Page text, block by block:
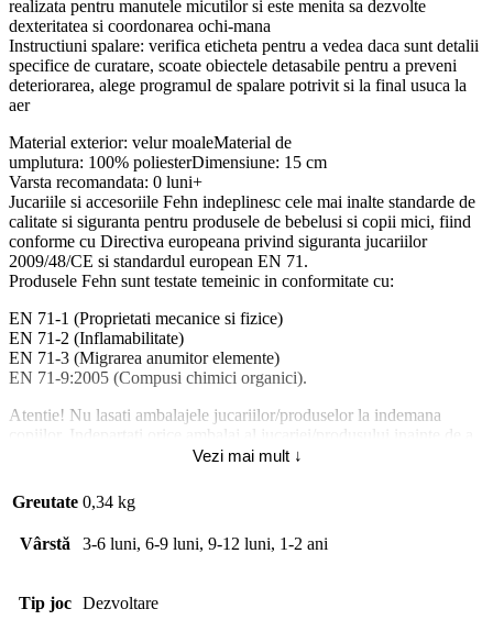
realizata pentru manutele micutilor si este menita sa dezvolte
dexteritatea si coordonarea ochi-mana
Instructiuni spalare: verifica eticheta pentru a vedea daca sunt detalii
specifice de curatare, scoate obiectele detasabile pentru a preveni
deteriorarea, alege programul de spalare potrivit si la final usuca la
aer
Material exterior: velur moaleMaterial de
umplutura: 100% poliesterDimensiune: 15 cm
Varsta recomandata: 0 luni+
Jucariile si accesoriile Fehn indeplinesc cele mai inalte standarde de
calitate si siguranta pentru produsele de bebelusi si copii mici, fiind
conforme cu Directiva europeana privind siguranta jucariilor
2009/48/CE si standardul european EN 71.
Produsele Fehn sunt testate temeinic in conformitate cu:
EN 71-1 (Proprietati mecanice si fizice)
EN 71-2 (Inflamabilitate)
EN 71-3 (Migrarea anumitor elemente)
EN 71-9:2005 (Compusi chimici organici).
Atentie! Nu lasati ambalajele jucariilor/produselor la indemana
copiilor. Indepartati orice ambalaj al jucariei/produsului inainte de a
da jucaria/produsul copilului. Va rugam sa supravegheati copilul in
etichetele pentru referinte viitoare. Pastrati jucaria/produsul departe
de foc, feriti jucaria/produsul de temperaturi ridicate si umiditate.
Tip produs: [5704]: Jucarie interactiva bebelusi; Pentru | 9084: Fete;
Vezi mai mult ↓
Greutate 0,34 kg
Vârstă 3-6 luni, 6-9 luni, 9-12 luni, 1-2 ani
Tip joc Dezvoltare